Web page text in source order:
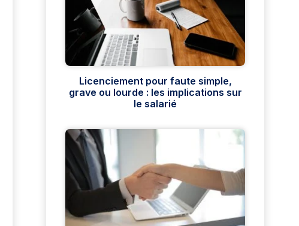
Licenciement pour faute simple,
grave ou lourde : les implications sur
le salarié